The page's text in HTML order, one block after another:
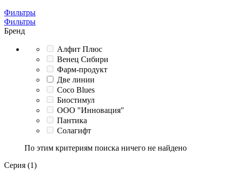
Фильтры
Фильтры
Бренд
Алфит Плюс
Венец Сибири
Фарм-продукт
Две линии
Coco Blues
Биостимул
ООО "Инновация"
Пантика
Солагифт
По этим критериям поиска ничего не найдено
Серия (1)